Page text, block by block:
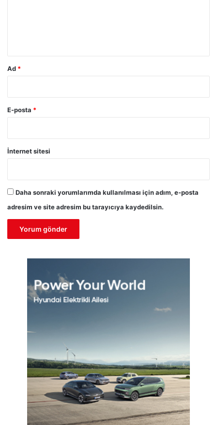
Ad *
E-posta *
İnternet sitesi
Daha sonraki yorumlarımda kullanılması için adım, e-posta
adresim ve site adresim bu tarayıcıya kaydedilsin.